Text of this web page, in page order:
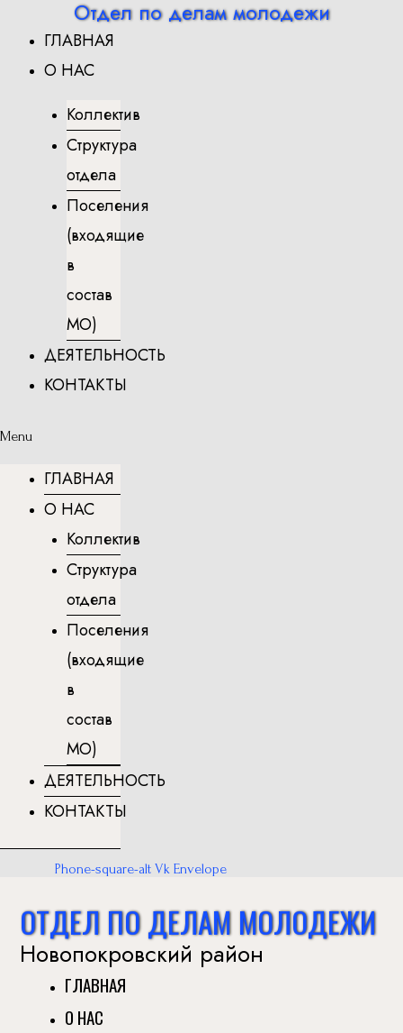
содержимому
Отдел по делам молодежи
ГЛАВНАЯ
О НАС
Коллектив
Структура
отдела
Поселения
(входящие
в
состав
МО)
ДЕЯТЕЛЬНОСТЬ
КОНТАКТЫ
Menu
ГЛАВНАЯ
О НАС
Коллектив
Структура
отдела
Поселения
(входящие
в
состав
МО)
ДЕЯТЕЛЬНОСТЬ
КОНТАКТЫ
Phone-square-alt Vk Envelope
ОТДЕЛ ПО ДЕЛАМ МОЛОДЕЖИ
Новопокровский район
ГЛАВНАЯ
О НАС